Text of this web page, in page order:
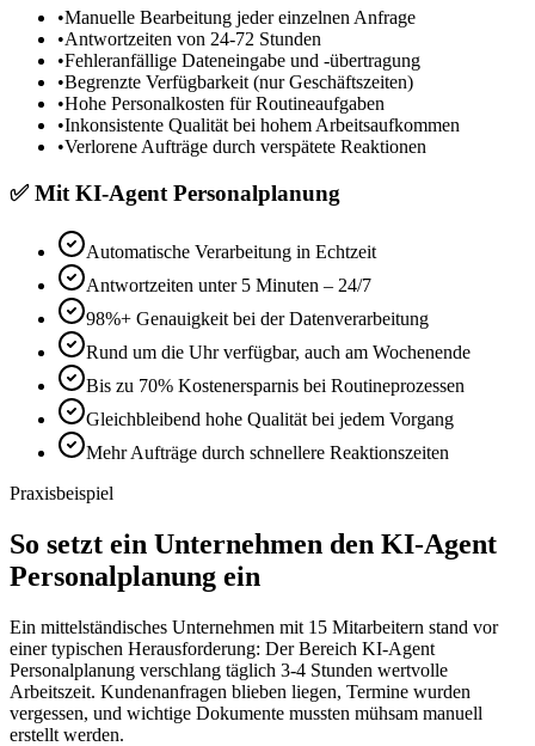
•Manuelle Bearbeitung jeder einzelnen Anfrage
•Antwortzeiten von 24-72 Stunden
•Fehleranfällige Dateneingabe und -übertragung
•Begrenzte Verfügbarkeit (nur Geschäftszeiten)
•Hohe Personalkosten für Routineaufgaben
•Inkonsistente Qualität bei hohem Arbeitsaufkommen
•Verlorene Aufträge durch verspätete Reaktionen
✅Mit KI-Agent Personalplanung
Automatische Verarbeitung in Echtzeit
Antwortzeiten unter 5 Minuten – 24/7
98%+ Genauigkeit bei der Datenverarbeitung
Rund um die Uhr verfügbar, auch am Wochenende
Bis zu 70% Kostenersparnis bei Routineprozessen
Gleichbleibend hohe Qualität bei jedem Vorgang
Mehr Aufträge durch schnellere Reaktionszeiten
Praxisbeispiel
So setzt ein Unternehmen den KI-Agent
Personalplanung ein
Ein mittelständisches Unternehmen mit 15 Mitarbeitern stand vor
einer typischen Herausforderung: Der Bereich KI-Agent
Personalplanung verschlang täglich 3-4 Stunden wertvolle
Arbeitszeit. Kundenanfragen blieben liegen, Termine wurden
vergessen, und wichtige Dokumente mussten mühsam manuell
erstellt werden.